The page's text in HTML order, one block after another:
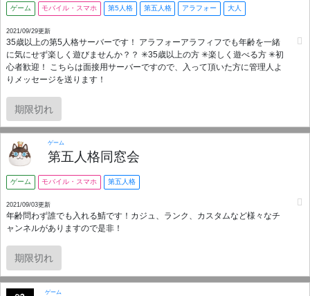
ゲーム モバイル・スマホ 第5人格 第五人格 アラフォー 大人
2021/09/29更新
35歳以上の第5人格サーバーです！ アラフォーアラフィフでも年齢を一緒
に気にせず楽しく遊びませんか？？ ✳35歳以上の方 ✳楽しく遊べる方 ✳初
心者歓迎！ こちらは面接用サーバーですので、入って頂いた方に管理人よ
りメッセージを送ります！
期限切れ
ゲーム
第五人格同窓会
ゲーム モバイル・スマホ 第五人格
2021/09/03更新
年齢問わず誰でも入れる鯖です！カジュ、ランク、カスタムなど様々なチ
ャンネルがありますので是非！
期限切れ
ゲーム